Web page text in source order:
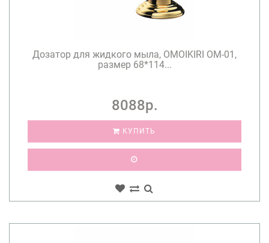
Дозатор для жидкого мыла, OMOIKIRI OM-01,
размер 68*114...
8088р.
КУПИТЬ